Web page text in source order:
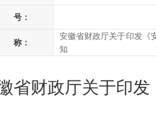
号：
称：
安徽省财政厅关于印发《
知
省财政厅关于印